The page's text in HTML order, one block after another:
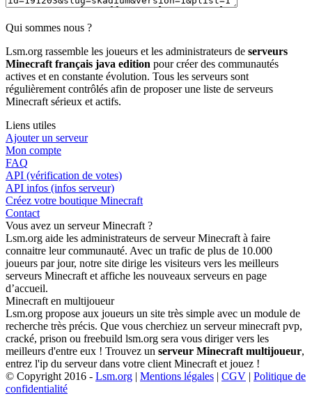
Qui sommes nous ?
Lsm.org rassemble les joueurs et les administrateurs de serveurs
Minecraft français java edition pour créer des communautés
actives et en constante évolution. Tous les serveurs sont
régulièrement contrôlés afin de proposer une liste de serveurs
Minecraft sérieux et actifs.
Liens utiles
Ajouter un serveur
Mon compte
FAQ
API (vérification de votes)
API infos (infos serveur)
Créez votre boutique Minecraft
Contact
Vous avez un serveur Minecraft ?
Lsm.org aide les administrateurs de serveur Minecraft à faire
connaitre leur communauté. Avec un trafic de plus de 10.000
joueurs par jour, notre site dirige les visiteurs vers les meilleurs
serveurs Minecraft et affiche les nouveaux serveurs en page
d’accueil.
Minecraft en multijoueur
Lsm.org propose aux joueurs un site très simple avec un module de
recherche très précis. Que vous cherchiez un serveur minecraft pvp,
cracké, prison ou freebuild lsm.org sera vous diriger vers les
meilleurs d'entre eux ! Trouvez un serveur Minecraft multijoueur,
entrez l'ip du serveur dans votre client Minecraft et jouez !
© Copyright 2016 - Lsm.org | Mentions légales | CGV | Politique de
confidentialité